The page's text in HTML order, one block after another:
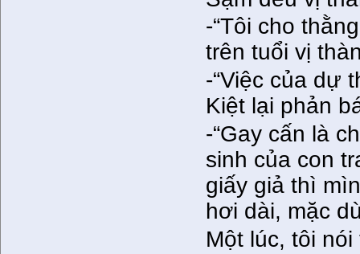
-“Tôi cho
trên tuổi vị
-“Việc của dự
Kiệt lại phản
-“Gay cấn là
sinh của con
giấy giả thì
hơi dài, mặc
Một lúc, tôi nói